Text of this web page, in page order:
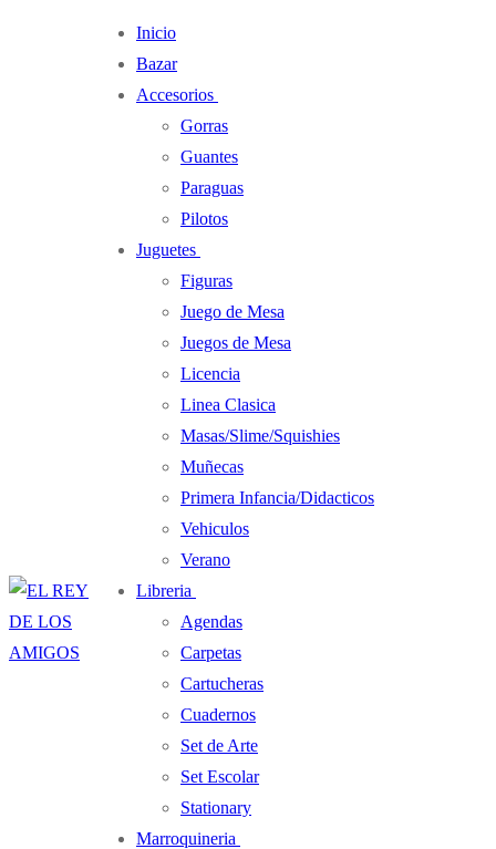
Inicio
Bazar
Accesorios
Gorras
Guantes
Paraguas
Pilotos
Juguetes
Figuras
Juego de Mesa
Juegos de Mesa
Licencia
Linea Clasica
Masas/Slime/Squishies
Muñecas
Primera Infancia/Didacticos
Vehiculos
Verano
Libreria
Agendas
Carpetas
Cartucheras
Cuadernos
Set de Arte
Set Escolar
Stationary
Marroquineria